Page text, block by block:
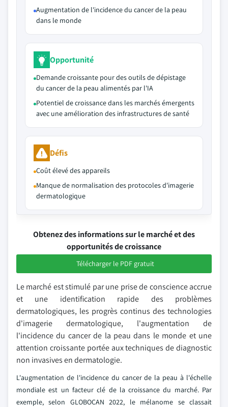
Augmentation de l'incidence du cancer de la peau
dans le monde
Opportunité
Demande croissante pour des outils de dépistage
du cancer de la peau alimentés par l'IA
Potentiel de croissance dans les marchés émergents
avec une amélioration des infrastructures de santé
Défis
Coût élevé des appareils
Manque de normalisation des protocoles d'imagerie
dermatologique
Obtenez des informations sur le marché et des
opportunités de croissance
Télécharger le PDF gratuit
Le marché est stimulé par une prise de conscience accrue
et une identification rapide des problèmes
dermatologiques, les progrès continus des technologies
d'imagerie dermatologique, l'augmentation de
l'incidence du cancer de la peau dans le monde et une
attention croissante portée aux techniques de diagnostic
non invasives en dermatologie.
L'augmentation de l'incidence du cancer de la peau à l'échelle
mondiale est un facteur clé de la croissance du marché. Par
exemple, selon GLOBOCAN 2022, le mélanome se classait